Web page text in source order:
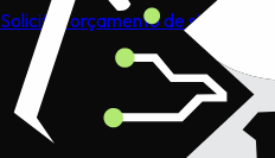
Solicitar orçamento de site